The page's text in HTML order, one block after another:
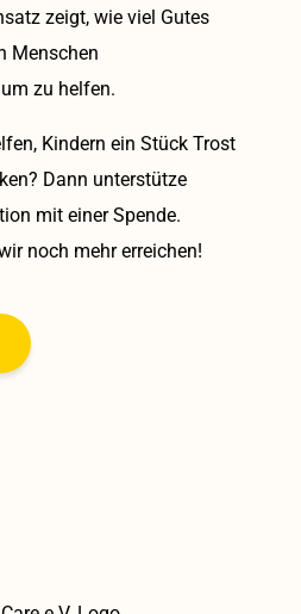
zeigt, wie viel Gutes
Menschen
zu helfen.
Kindern ein Stück Trost
Dann unterstütze
mit einer Spende.
noch mehr erreichen!